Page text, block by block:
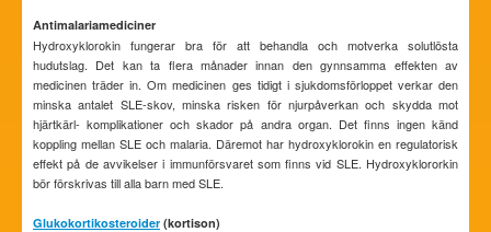
Antimalariamediciner
Hydroxyklorokin fungerar bra för att behandla och motverka solutlösta
hudutslag. Det kan ta flera månader innan den gynnsamma effekten av
medicinen träder in. Om medicinen ges tidigt i sjukdomsförloppet verkar den
minska antalet SLE-skov, minska risken för njurpåverkan och skydda mot
hjärtkärl- komplikationer och skador på andra organ. Det finns ingen känd
koppling mellan SLE och malaria. Däremot har hydroxyklorokin en regulatorisk
effekt på de avvikelser i immunförsvaret som finns vid SLE. Hydroxyklororkin
bör förskrivas till alla barn med SLE.
Glukokortikosteroider (kortison)